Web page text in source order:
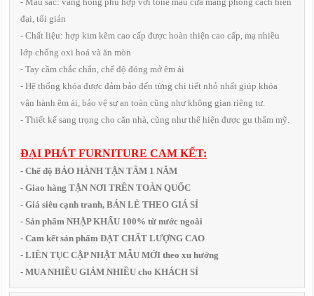
đại, tối giản
- Chất liệu: hợp kim kẽm cao cấp được hoàn thiện cao cấp, mạ nhiều
lớp chống oxi hoá và ăn mòn
- Tay cầm chắc chắn, chế độ đóng mở êm ái
- Hệ thống khóa được đảm bảo đến từng chi tiết nhỏ nhất giúp khóa
vận hành êm ái, bảo vệ sự an toàn cũng như không gian riêng tư.
- Thiết kế sang trọng cho căn nhà, cũng như thể hiện được gu thẩm mỹ.
ĐẠI PHÁT FURNITURE CAM KẾT:
- Chế độ BẢO HÀNH TẬN TÂM 1 NĂM
- Giao hàng TẬN NƠI TRÊN TOÀN QUỐC
- Giá siêu cạnh tranh, BÁN LẺ THEO GIÁ SỈ
- Sản phẩm NHẬP KHẨU 100% từ nước ngoài
- Cam kết sản phẩm ĐẠT CHẤT LƯỢNG CAO
- LIÊN TỤC CẬP NHẬT MẪU MỚI theo xu hướng
- MUA NHIỀU GIẢM NHIỀU cho KHÁCH SỈ